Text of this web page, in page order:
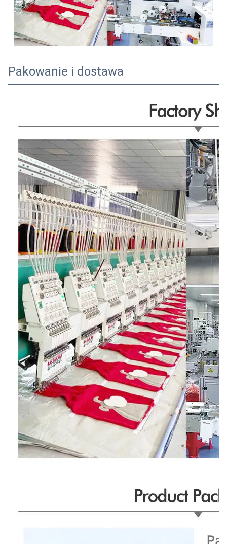
Pakowanie i dostawa